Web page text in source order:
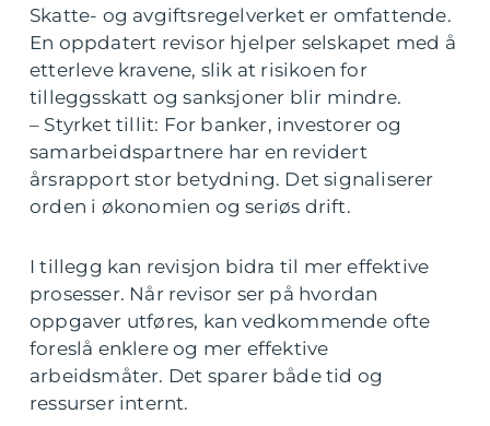
Skatte- og avgiftsregelverket er omfattende.
En oppdatert revisor hjelper selskapet med å
etterleve kravene, slik at risikoen for
tilleggsskatt og sanksjoner blir mindre.
– Styrket tillit: For banker, investorer og
samarbeidspartnere har en revidert
årsrapport stor betydning. Det signaliserer
orden i økonomien og seriøs drift.
I tillegg kan revisjon bidra til mer effektive
prosesser. Når revisor ser på hvordan
oppgaver utføres, kan vedkommende ofte
foreslå enklere og mer effektive
arbeidsmåter. Det sparer både tid og
ressurser internt.